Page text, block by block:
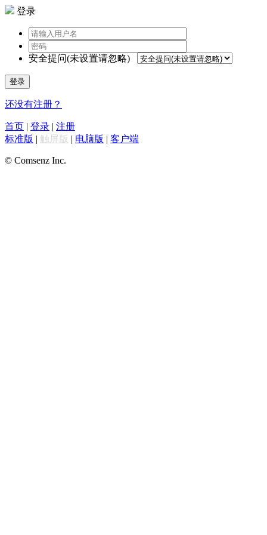
登录
安全提问(未设置请忽略)
登录
还没有注册？
首页 | 登录 | 注册
标准版 | 触屏版 | 电脑版 | 客户端
© Comsenz Inc.